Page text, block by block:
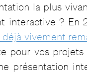
la plus
interactive ? En
déjà vivement
pour vos
présentation